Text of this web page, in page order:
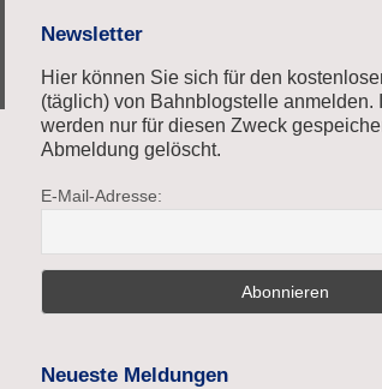
Newsletter
Hier können Sie sich für den
(täglich) von Bahnblogstelle anmelden.
werden nur für diesen Zweck
Abmeldung gelöscht.
E-Mail-Adresse:
Neueste Meldungen